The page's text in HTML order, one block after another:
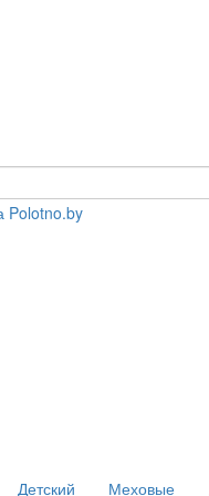
Детский Меховые